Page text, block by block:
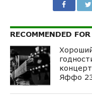
RECOMMENDED
Яффо